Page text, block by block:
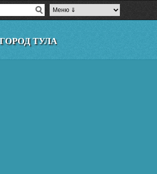
ГОРОД ТУЛА